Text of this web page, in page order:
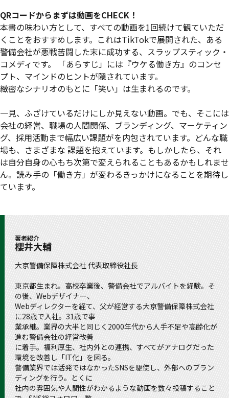
QRコードからまずは動画をCHECK！
本書の味わい⽅として、すべての動画を1回続けて観ていただ
くことをおすすめします。これはTikTokで展開された、ある
警備会社が悪戦苦闘した末に成功する、スラップスティック・
コメディです。 「あらすじ」には『ウケる働き⽅』のコンセ
プト、マインドのヒントが隠されています。
緻密なシナリオのもとに「笑い」は⽣まれるのです。
⼀⾒、ふざけているだけにしか⾒えない動画。でも、そこには
会社の経営、職場の⼈間関係、ブランディング、マーケティン
グ、採⽤活動まで幅広い課題がを内包されています。どんな職
場も、さまざまな 課題を抱えています。もしかしたら、それ
は⾃分⾃⾝の⼼もち次第で変えられることもあるかもしれませ
ん。読み⼿の「働き⽅」が変わるきっかけになることを期待し
ています。
著者紹介
櫻井大輔
大京警備保障株式会社 代表取締役社長
東京都生まれ。高校卒業後、警備会社でアルバイトを経験。そ
の後、Webデザイナー、
Webディレクターを経て、父が経営する大京警備保障株式会社
に28歳で入社。31歳で事
業承継。業界の大半と同じく2000年代から人手不足や高齢化が
進む警備会社の経営改善
に着手。福利厚生、社内外との連携、すべてがアナログだった
環境を改善し「IT化」を図る。
警備業界では活発ではなかったSNSを駆使し、外部へのブラン
ディングを行う。とくに
社内の雰囲気や人間性がわかるような動画を数々投稿すること